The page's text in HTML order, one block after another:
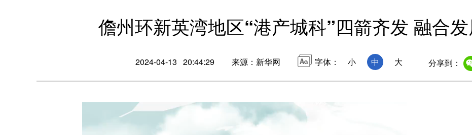
儋州环新英湾地区“港产城科”四箭齐发 融合
2024-04-13 20:44:29 来源：新华网 字体： 小 中 大 分享到：